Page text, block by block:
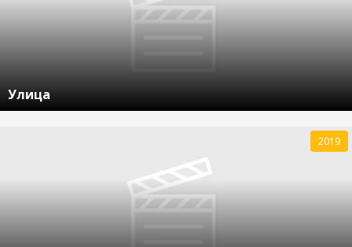
Улица
2019